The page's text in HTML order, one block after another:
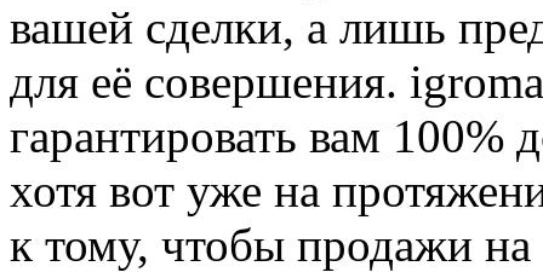
вашей сделки, а лишь
для её совершения.
гарантировать вам 100%
хотя вот уже на
к тому, чтобы продажи